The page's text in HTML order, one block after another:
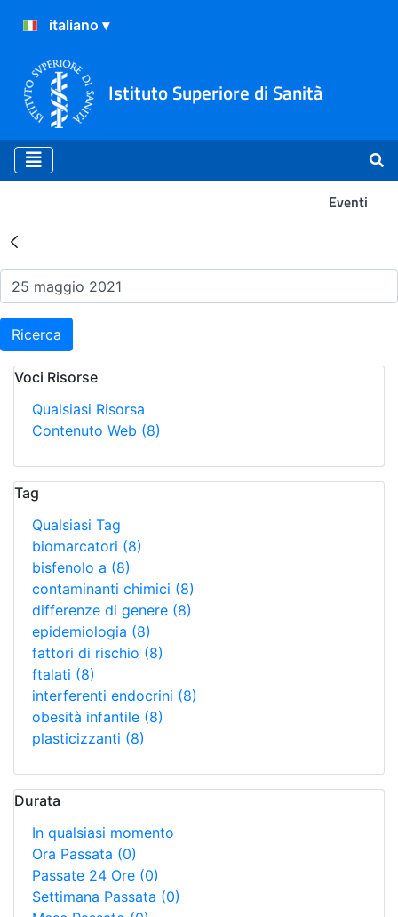
Istituto Superiore di Sanità
Eventi
Risultati della Ricerca -
Ricerca
Voci Risorse
Qualsiasi Risorsa
Contenuto Web (8)
Tag
Qualsiasi Tag
biomarcatori (8)
bisfenolo a (8)
contaminanti chimici (8)
differenze di genere (8)
epidemiologia (8)
fattori di rischio (8)
ftalati (8)
interferenti endocrini (8)
obesità infantile (8)
plasticizzanti (8)
Durata
In qualsiasi momento
Ora Passata (0)
Passate 24 Ore (0)
Settimana Passata (0)